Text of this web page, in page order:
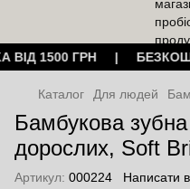
1500 ГРН |
Каталог Для людей
Бамбукова
дорослих, Soft
Артикул: 000224 Написати